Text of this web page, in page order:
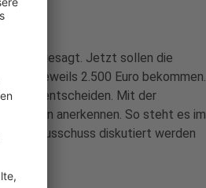
abgesagt. Jetzt sollen die
jeweils 2.500 Euro bekommen.
entscheiden. Mit der
Aktiven anerkennen. So steht es im
diskutiert werden